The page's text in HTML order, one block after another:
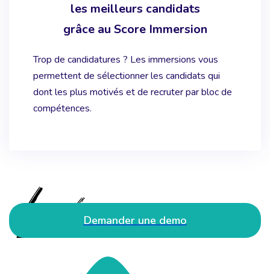
les meilleurs candidats
grâce au Score Immersion
Trop de candidatures ? Les immersions vous
permettent de sélectionner les candidats qui
dont les plus motivés et de recruter par bloc de
compétences.
Demander une demo